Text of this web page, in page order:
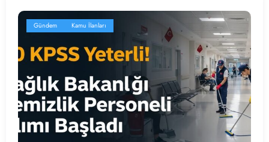
Gündem Kamu İlanları